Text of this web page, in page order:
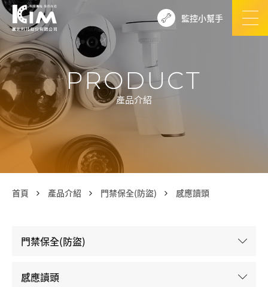
監控小幫手
PRODUCT
產品介紹
首頁 產品介紹 門禁保全(防盜) 感應讀頭